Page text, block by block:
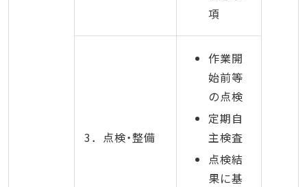
項
3．点検・整備
作業開
始前等
の点検
定期自
主検査
点検結
果に基